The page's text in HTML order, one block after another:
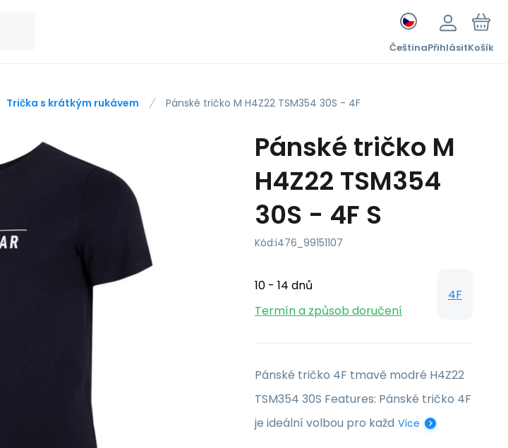
ČeštinaPřihlásitKošík
Trička s krátkým rukávem Pánské tričko M H4Z22 TSM354 30S - 4F
Pánské tričko M
H4Z22 TSM354
30S - 4F S
Kód:i476_99151107
10 - 14 dnů
Termín a způsob doručení
4F
Pánské tričko 4F tmavě modré H4Z22
TSM354 30S Features: Pánské tričko 4F
je ideální volbou pro každ Více